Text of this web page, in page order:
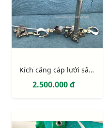
Kích căng cáp lưới sân bóng
2.500.000 đ